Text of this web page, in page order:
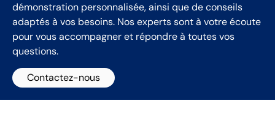
démonstration personnalisée, ainsi que de conseils
adaptés à vos besoins. Nos experts sont à votre écoute
pour vous accompagner et répondre à toutes vos
questions.
Contactez-nous